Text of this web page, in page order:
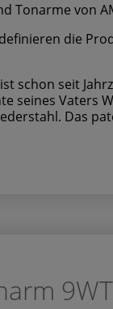
Tonarme von
die
schon seit
seines Vaters
Das
9WT